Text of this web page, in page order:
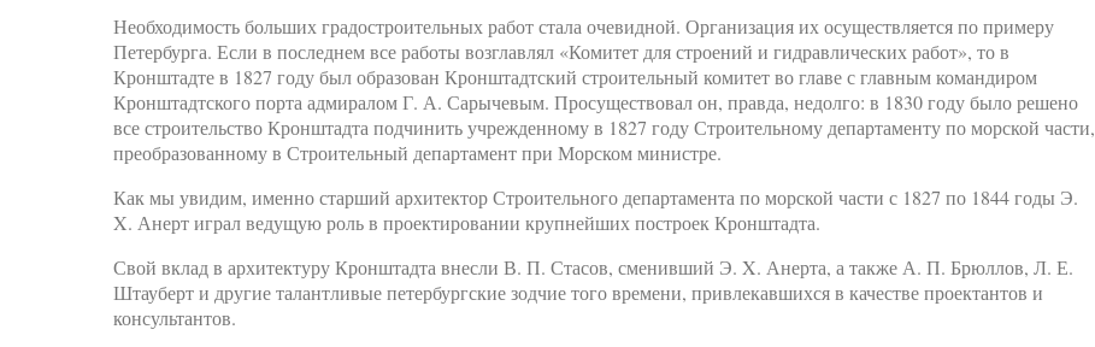
Необходимость больших градостроительных работ стала очевидной. Организация их осуществляется по примеру
Петербурга. Если в последнем все работы возглавлял «Комитет для строений и гидравлических работ», то в
Кронштадте в 1827 году был образован Кронштадтский строительный комитет во главе с главным командиром
Кронштадтского порта адмиралом Г. А. Сарычевым. Просуществовал он, правда, недолго: в 1830 году было решено
все строительство Кронштадта подчинить учрежденному в 1827 году Строительному департаменту по морской части,
преобразованному в Строительный департамент при Морском министре.
Как мы увидим, именно старший архитектор Строительного департамента по морской части с 1827 по 1844 годы Э.
X. Анерт играл ведущую роль в проектировании крупнейших построек Кронштадта.
Свой вклад в архитектуру Кронштадта внесли В. П. Стасов, сменивший Э. X. Анерта, а также А. П. Брюллов, Л. Е.
Штауберт и другие талантливые петербургские зодчие того времени, привлекавшихся в качестве проектантов и
консультантов.